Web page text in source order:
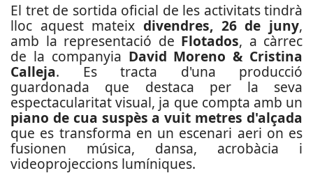
El tret de sortida oficial de les activitats tindrà
lloc aquest mateix divendres, 26 de juny,
amb la representació de Flotados, a càrrec
de la companyia David Moreno & Cristina
Calleja. Es tracta d'una producció
guardonada que destaca per la seva
espectacularitat visual, ja que compta amb un
piano de cua suspès a vuit metres d'alçada
que es transforma en un escenari aeri on es
fusionen música, dansa, acrobàcia i
videoprojeccions lumíniques.